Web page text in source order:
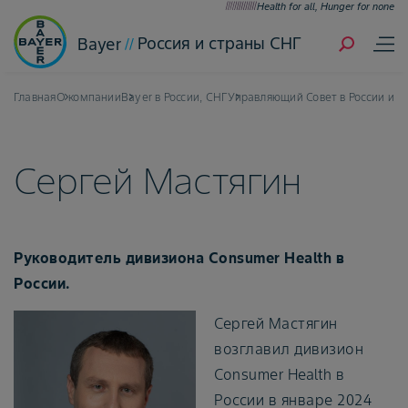
Health for all, Hunger for none
Bayer Россия и страны СНГ
ГлавнаяО компанииBayer в России, СНГУправляющий Совет в России и
Сергей Мастягин
Руководитель дивизиона Consumer Health в
России.
Сергей Мастягин
возглавил дивизион
Consumer Health в
России в январе 2024